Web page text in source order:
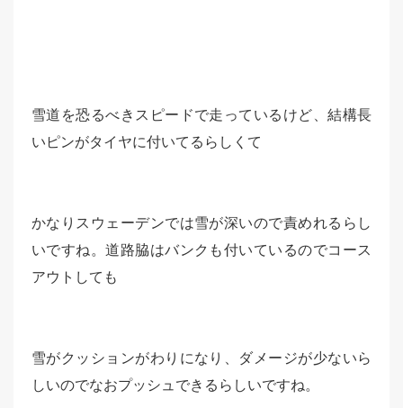
雪道を恐るべきスピードで走っているけど、結構長
いピンがタイヤに付いてるらしくて
かなりスウェーデンでは雪が深いので責めれるらし
いですね。道路脇はバンクも付いているのでコース
アウトしても
雪がクッションがわりになり、ダメージが少ないら
しいのでなおプッシュできるらしいですね。